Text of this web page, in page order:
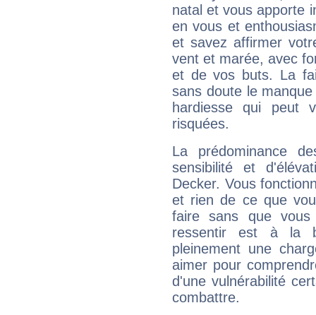
natal et vous apporte
en vous et
et savez affirmer
vent et marée, avec
et de vos buts. La
sans doute le
hardiesse qui peut
risquées.
La prédominance
sensibilité et
Decker. Vous
et rien de ce que
faire sans que
ressentir est à la
pleinement une
aimer pour
d'une vulnérabilité
combattre.